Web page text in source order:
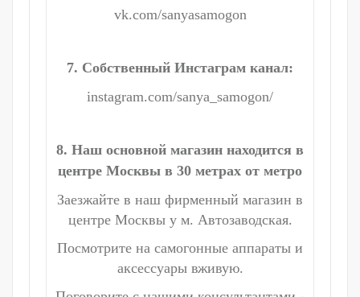
vk.com/sanyasamogon
7. Собственный Инстаграм канал:
instagram.com/sanya_samogon/
8. Наш основной магазин находится в
центре Москвы в 30 метрах от метро
Заезжайте в наш фирменный магазин в
центре Москвы у м. Автозаводская.
Посмотрите на самогонные аппараты и
аксессуары вживую.